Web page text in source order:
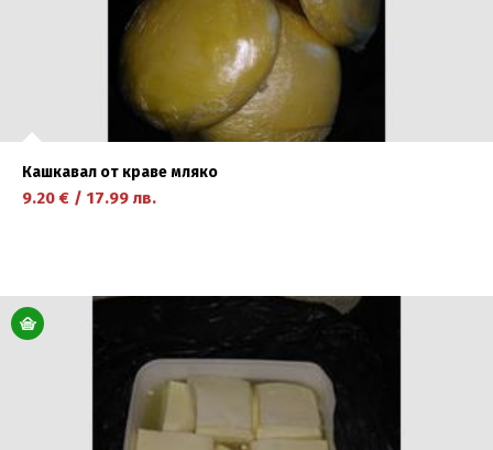
Кашкавал от краве мляко
9.20 € / 17.99 лв.
научете повече